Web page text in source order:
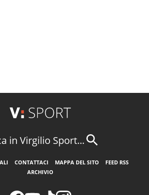
in Virgilio Sport...
CONTATTACI MAPPA DEL SITO
FEED RSS
ARCHIVIO